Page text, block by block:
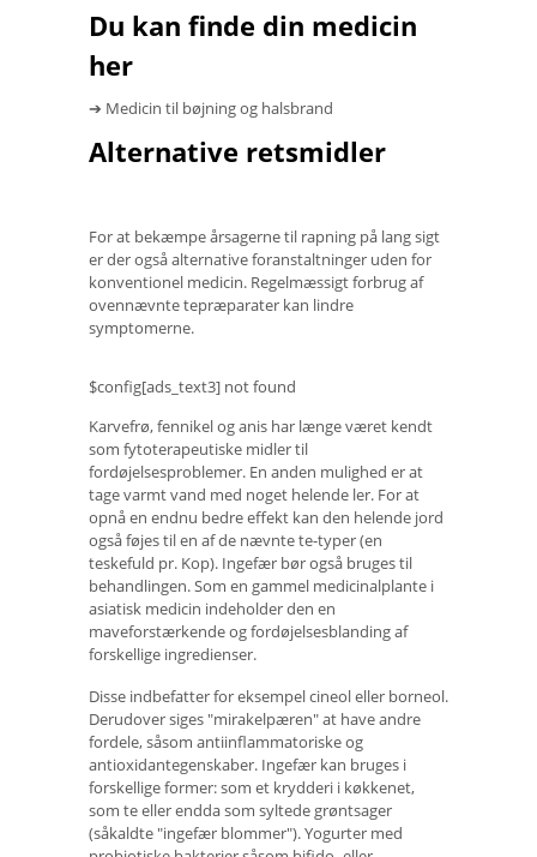
Du kan finde din medicin
her
➔ Medicin til bøjning og halsbrand
Alternative retsmidler
For at bekæmpe årsagerne til rapning på lang sigt
er der også alternative foranstaltninger uden for
konventionel medicin. Regelmæssigt forbrug af
ovennævnte tepræparater kan lindre
symptomerne.
$config[ads_text3] not found
Karvefrø, fennikel og anis har længe været kendt
som fytoterapeutiske midler til
fordøjelsesproblemer. En anden mulighed er at
tage varmt vand med noget helende ler. For at
opnå en endnu bedre effekt kan den helende jord
også føjes til en af ​​de nævnte te-typer (en
teskefuld pr. Kop). Ingefær bør også bruges til
behandlingen. Som en gammel medicinalplante i
asiatisk medicin indeholder den en
maveforstærkende og fordøjelsesblanding af
forskellige ingredienser.
Disse indbefatter for eksempel cineol eller borneol.
Derudover siges "mirakelpæren" at have andre
fordele, såsom antiinflammatoriske og
antioxidantegenskaber. Ingefær kan bruges i
forskellige former: som et krydderi i køkkenet,
som te eller endda som syltede grøntsager
(såkaldte "ingefær blommer"). Yogurter med